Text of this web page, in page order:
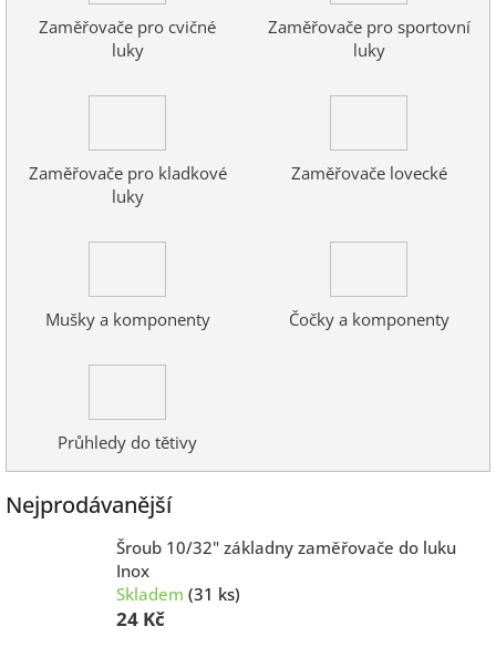
Zaměřovače pro cvičné
luky
Zaměřovače pro sportovní
luky
Zaměřovače pro kladkové
luky
Zaměřovače lovecké
Mušky a komponenty Čočky a komponenty
Průhledy do tětivy
Nejprodávanější
Šroub 10/32" základny zaměřovače do luku
Inox
Skladem (31 ks)
24 Kč